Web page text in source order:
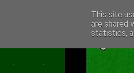
This site
are shared
statistics,